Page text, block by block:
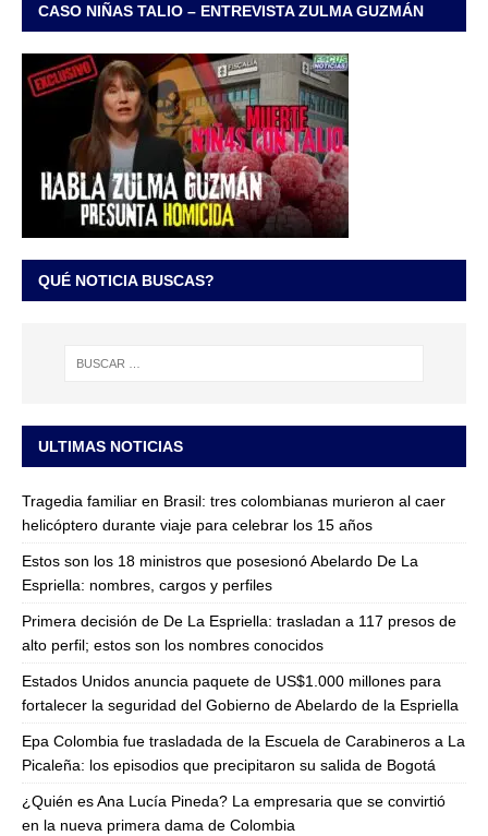
CASO NIÑAS TALIO – ENTREVISTA ZULMA GUZMÁN
QUÉ NOTICIA BUSCAS?
ULTIMAS NOTICIAS
Tragedia familiar en Brasil: tres colombianas murieron al caer
helicóptero durante viaje para celebrar los 15 años
Estos son los 18 ministros que posesionó Abelardo De La
Espriella: nombres, cargos y perfiles
Primera decisión de De La Espriella: trasladan a 117 presos de
alto perfil; estos son los nombres conocidos
Estados Unidos anuncia paquete de US$1.000 millones para
fortalecer la seguridad del Gobierno de Abelardo de la Espriella
Epa Colombia fue trasladada de la Escuela de Carabineros a La
Picaleña: los episodios que precipitaron su salida de Bogotá
¿Quién es Ana Lucía Pineda? La empresaria que se convirtió
en la nueva primera dama de Colombia